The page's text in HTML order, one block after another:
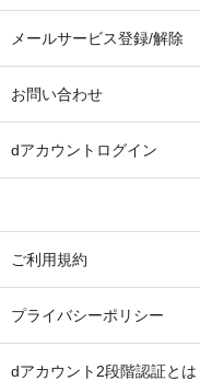
メールサービス登録/解除
お問い合わせ
dアカウントログイン
ご利用規約
プライバシーポリシー
dアカウント2段階認証とは